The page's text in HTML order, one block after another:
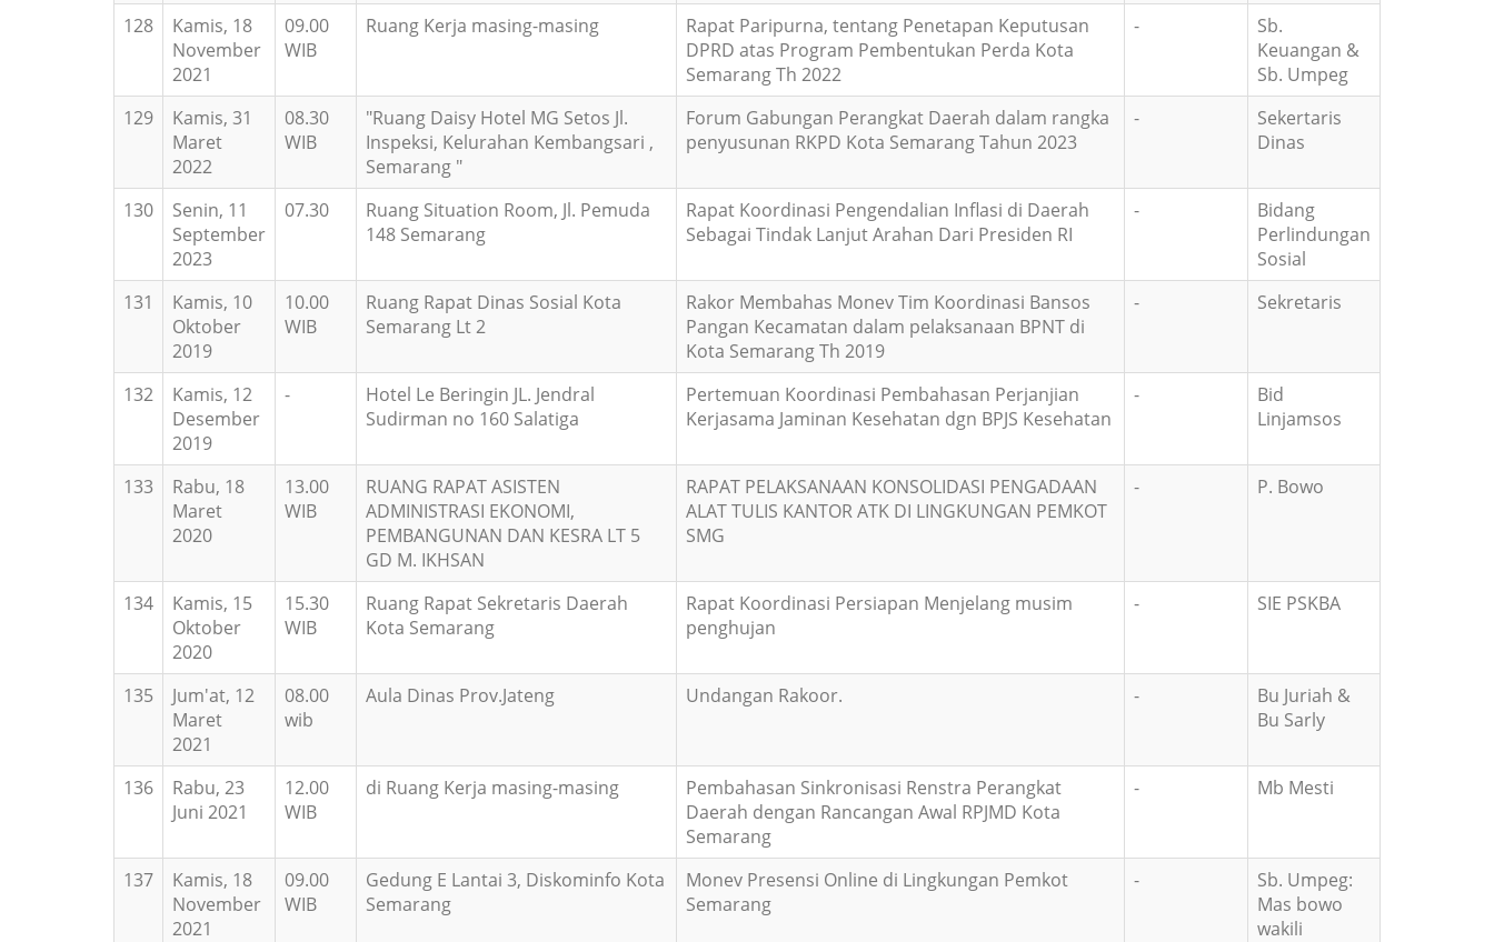
128
Kamis, 18
November
2021
09.00
WIB
Ruang Kerja masing-masing
Rapat Paripurna, tentang Penetapan Keputusan
DPRD atas Program Pembentukan Perda Kota
Semarang Th 2022
-
Sb.
Keuangan &
Sb. Umpeg
129
Kamis, 31
Maret
2022
08.30
WIB
"Ruang Daisy Hotel MG Setos Jl.
Inspeksi, Kelurahan Kembangsari ,
Semarang "
Forum Gabungan Perangkat Daerah dalam rangka
penyusunan RKPD Kota Semarang Tahun 2023
-
Sekertaris
Dinas
130
Senin, 11
September
2023
07.30
Ruang Situation Room, Jl. Pemuda
148 Semarang
Rapat Koordinasi Pengendalian Inflasi di Daerah
Sebagai Tindak Lanjut Arahan Dari Presiden RI
-
Bidang
Perlindungan
Sosial
131
Kamis, 10
Oktober
2019
10.00
WIB
Ruang Rapat Dinas Sosial Kota
Semarang Lt 2
Rakor Membahas Monev Tim Koordinasi Bansos
Pangan Kecamatan dalam pelaksanaan BPNT di
Kota Semarang Th 2019
- Sekretaris
132
Kamis, 12
Desember
2019
-
Hotel Le Beringin JL. Jendral
Sudirman no 160 Salatiga
Pertemuan Koordinasi Pembahasan Perjanjian
Kerjasama Jaminan Kesehatan dgn BPJS Kesehatan
-
Bid
Linjamsos
133
Rabu, 18
Maret
2020
13.00
WIB
RUANG RAPAT ASISTEN
ADMINISTRASI EKONOMI,
PEMBANGUNAN DAN KESRA LT 5
GD M. IKHSAN
RAPAT PELAKSANAAN KONSOLIDASI PENGADAAN
ALAT TULIS KANTOR ATK DI LINGKUNGAN PEMKOT
SMG
- P. Bowo
134
Kamis, 15
Oktober
2020
15.30
WIB
Ruang Rapat Sekretaris Daerah
Kota Semarang
Rapat Koordinasi Persiapan Menjelang musim
penghujan
- SIE PSKBA
135
Jum'at, 12
Maret
2021
08.00
wib
Aula Dinas Prov.Jateng Undangan Rakoor. -
Bu Juriah &
Bu Sarly
136
Rabu, 23
Juni 2021
12.00
WIB
di Ruang Kerja masing-masing
Pembahasan Sinkronisasi Renstra Perangkat
Daerah dengan Rancangan Awal RPJMD Kota
Semarang
- Mb Mesti
137
Kamis, 18
November
2021
09.00
WIB
Gedung E Lantai 3, Diskominfo Kota
Semarang
Monev Presensi Online di Lingkungan Pemkot
Semarang
-
Sb. Umpeg:
Mas bowo
wakili